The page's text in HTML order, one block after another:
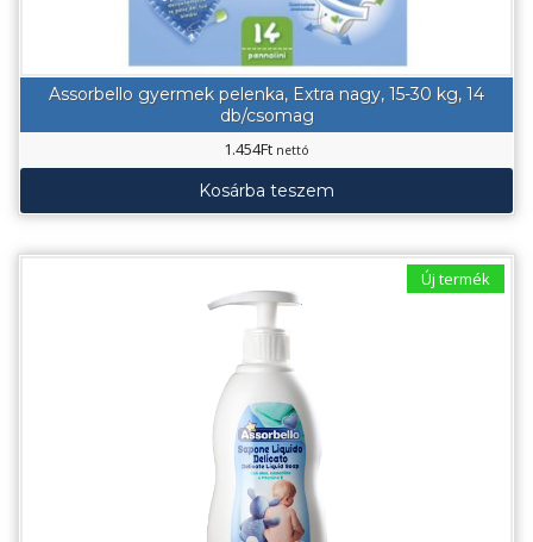
Assorbello gyermek pelenka, Extra nagy, 15-30 kg, 14
db/csomag
1.454Ft nettó
Kosárba teszem
Új termék